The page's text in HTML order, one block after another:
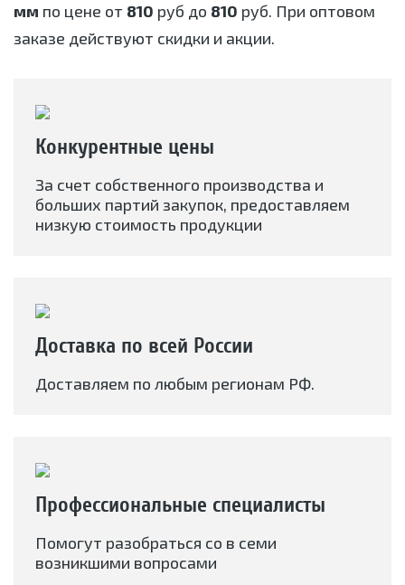
мм по цене от 810 руб до 810 руб. При оптовом
заказе действуют скидки и акции.
Конкурентные цены
За счет собственного производства и
больших партий закупок, предоставляем
низкую стоимость продукции
Доставка по всей России
Доставляем по любым регионам РФ.
Профессиональные специалисты
Помогут разобраться со в семи
возникшими вопросами